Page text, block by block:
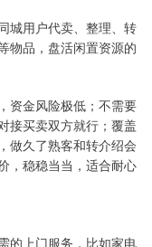
城用户代卖、整理、转
物品，盘活闲置资源的
资金风险极低；不需要
接买卖双方就行；覆盖
做久了熟客和转介绍会
，稳稳当当，适合耐心
的上门服务，比如家电